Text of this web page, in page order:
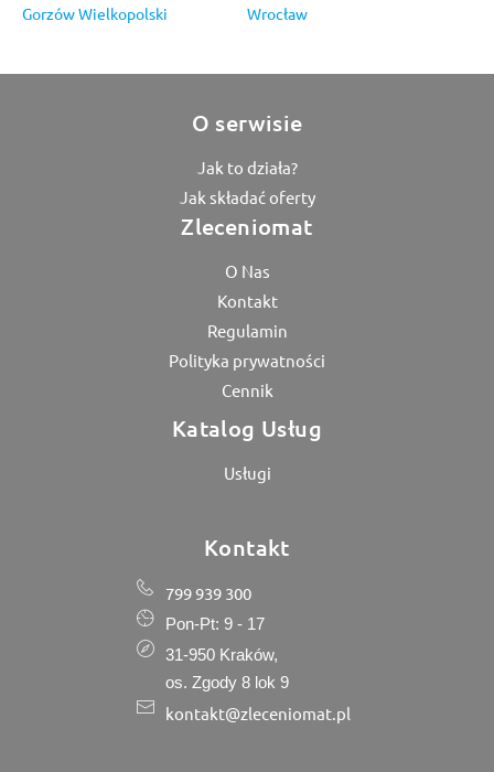
Gorzów Wielkopolski
Wrocław
O serwisie
Jak to działa?
Jak składać oferty
Zleceniomat
O Nas
Kontakt
Regulamin
Polityka prywatności
Cennik
Katalog Usług
Usługi
Kontakt
799 939 300
Pon-Pt: 9 - 17
31-950 Kraków,
os. Zgody 8 lok 9
kontakt@zleceniomat.pl